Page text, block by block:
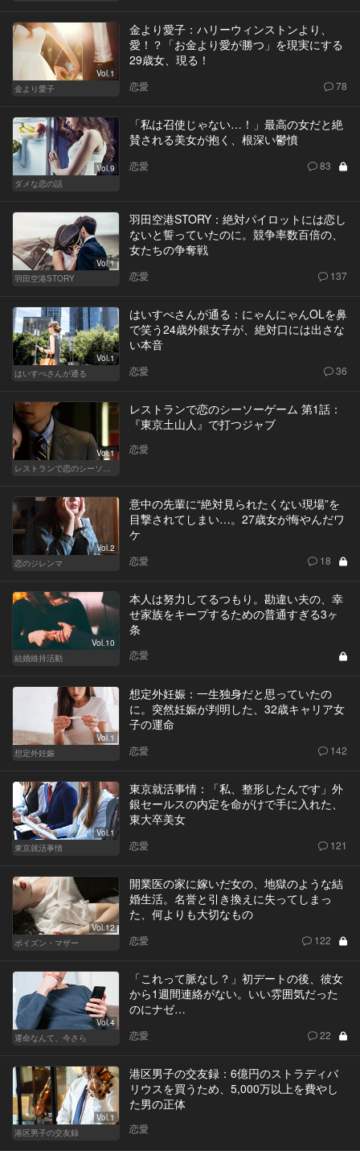
Vol.1
金より愛子
金より愛子：ハリーウィンストンより、
愛！？「お金より愛が勝つ」を現実にする
29歳女、現る！
恋愛 78
Vol.9
ダメな恋の話
「私は召使じゃない…！」最高の女だと絶
賛される美女が抱く、根深い鬱憤
恋愛 83
Vol.1
羽田空港STORY
羽田空港STORY：絶対パイロットには恋し
ないと誓っていたのに。競争率数百倍の、
女たちの争奪戦
恋愛 137
Vol.1
はいすぺさんが通る
はいすぺさんが通る：にゃんにゃんOLを鼻
で笑う24歳外銀女子が、絶対口には出さな
い本音
恋愛 36
Vol.1
レストランで恋のシーソーゲーム 第1話：
『東京土山人』で打つジャブ
恋愛
Vol.2
恋のジレンマ
意中の先輩に“絶対見られたくない現場”を
目撃されてしまい…。27歳女が悔やんだワ
ケ
恋愛 18
Vol.10
結婚維持活動
本人は努力してるつもり。勘違い夫の、幸
せ家族をキープするための普通すぎる3ヶ
条
恋愛
Vol.1
想定外妊娠
想定外妊娠：一生独身だと思っていたの
に。突然妊娠が判明した、32歳キャリア女
子の運命
恋愛 142
Vol.1
東京就活事情
東京就活事情：「私、整形したんです」外
銀セールスの内定を命がけで手に入れた、
東大卒美女
恋愛 121
Vol.12
ポイズン・マザー
開業医の家に嫁いだ女の、地獄のような結
婚生活。名誉と引き換えに失ってしまっ
た、何よりも大切なもの
恋愛 122
Vol.4
運命なんて、今さら
「これって脈なし？」初デートの後、彼女
から1週間連絡がない。いい雰囲気だった
のにナゼ…
恋愛 22
Vol.1
港区男子の交友録
港区男子の交友録：6億円のストラディバ
リウスを買うため、5,000万以上を費やし
た男の正体
恋愛